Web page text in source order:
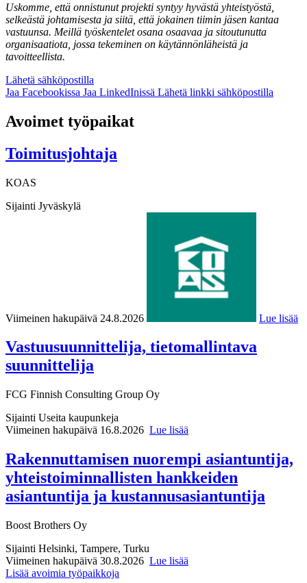
Uskomme, että onnistunut projekti syntyy hyvästä yhteistyöstä,
selkeästä johtamisesta ja siitä, että jokainen tiimin jäsen kantaa
vastuunsa. Meillä työskentelet osana osaavaa ja sitoutunutta
organisaatiota, jossa tekeminen on käytännönläheistä ja
tavoitteellista.
Lähetä sähköpostilla
Jaa Facebookissa Jaa LinkedInissä Lähetä linkki sähköpostilla
Avoimet työpaikat
Toimitusjohtaja
KOAS
Sijainti Jyväskylä
Viimeinen hakupäivä 24.8.2026 Lue lisää
Vastuusuunnittelija, tietomallintava
suunnittelija
FCG Finnish Consulting Group Oy
Sijainti Useita kaupunkeja
Viimeinen hakupäivä 16.8.2026 Lue lisää
Rakennuttamisen nuorempi asiantuntija,
yhteistoiminnallisten hankkeiden
asiantuntija ja kustannusasiantuntija
Boost Brothers Oy
Sijainti Helsinki, Tampere, Turku
Viimeinen hakupäivä 30.8.2026 Lue lisää
Lisää avoimia työpaikkoja